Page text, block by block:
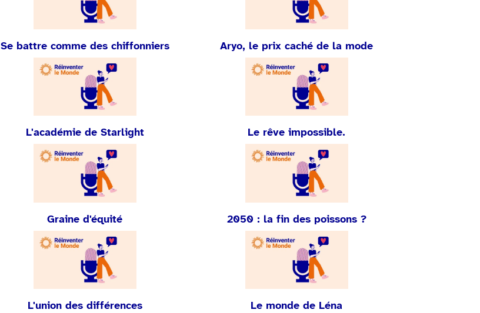
Se battre comme des chiffonniers Aryo, le prix caché de la mode
L'académie de Starlight Le rêve impossible.
Graine d'équité 2050 : la fin des poissons ?
L'union des différences Le monde de Léna